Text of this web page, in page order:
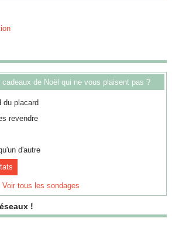
de Noël qui ne vous plaisent pas ?
du placard
revendre
d'autre
Voir tous les sondages
!